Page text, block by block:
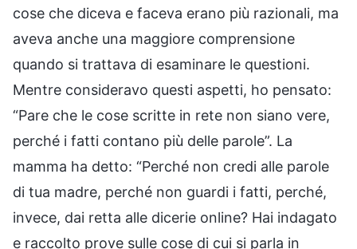
cose che diceva e faceva erano più razionali, ma
aveva anche una maggiore comprensione
quando si trattava di esaminare le questioni.
Mentre consideravo questi aspetti, ho pensato:
“Pare che le cose scritte in rete non siano vere,
perché i fatti contano più delle parole”. La
mamma ha detto: “Perché non credi alle parole
di tua madre, perché non guardi i fatti, perché,
invece, dai retta alle dicerie online? Hai indagato
e raccolto prove sulle cose di cui si parla in